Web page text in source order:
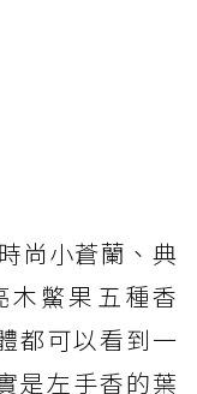
尚小蒼蘭、典
木鱉果五種香
都可以看到一
是左手香的葉